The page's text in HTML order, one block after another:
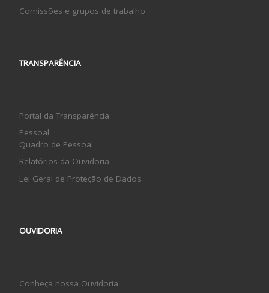
Comissões e grupos de trabalho
TRANSPARÊNCIA
Portal da Transparência
Pessoal
Quadro de Pessoal
Relatórios da Ouvidoria
Lei Geral de Proteção de Dados
OUVIDORIA
Conheça nossa Ouvidoria